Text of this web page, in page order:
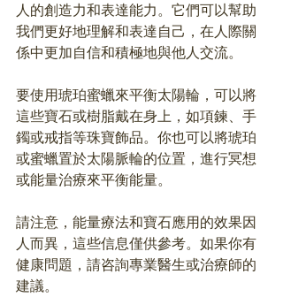
人的創造力和表達能力。它們可以幫助
我們更好地理解和表達自己，在人際關
係中更加自信和積極地與他人交流。
要使用琥珀蜜蠟來平衡太陽輪，可以將
這些寶石或樹脂戴在身上，如項鍊、手
鐲或戒指等珠寶飾品。你也可以將琥珀
或蜜蠟置於太陽脈輪的位置，進行冥想
或能量治療來平衡能量。
請注意，能量療法和寶石應用的效果因
人而異，這些信息僅供參考。如果你有
健康問題，請咨詢專業醫生或治療師的
建議。